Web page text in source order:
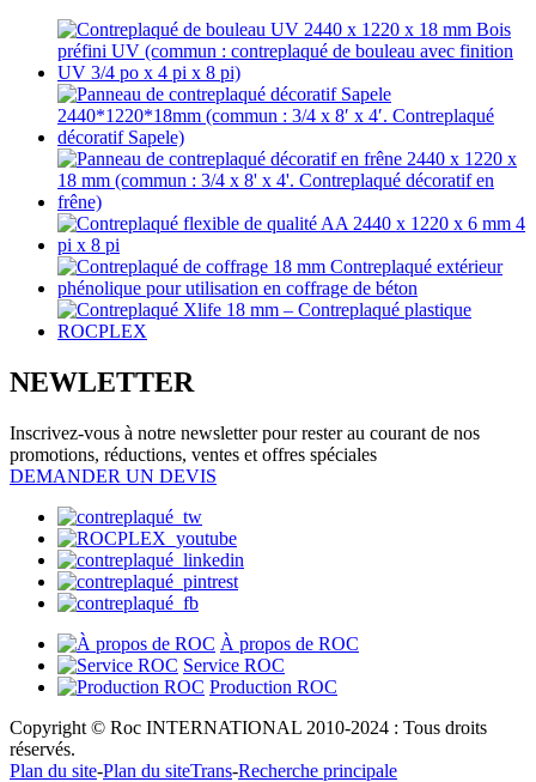
NEWLETTER
Inscrivez-vous à notre newsletter pour rester au courant de nos
promotions, réductions, ventes et offres spéciales
DEMANDER UN DEVIS
À propos de ROC
Service ROC
Production ROC
Copyright © Roc INTERNATIONAL 2010-2024 : Tous droits
réservés.
Plan du site-Plan du siteTrans-Recherche principale